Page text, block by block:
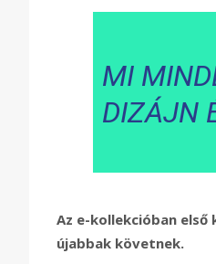
MI
DIZÁJN
Az e-kollekcióban
újabbak követnek.